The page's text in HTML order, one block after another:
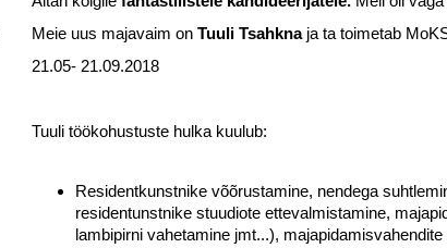
Meie uus majavaim on Tuuli Tsahknaja ta toimetab
21.05- 21.09.2018
Tuuli töökohustuste hulka kuulub:
Residentkunstnike võõrustamine, nendega
residentunstnike stuudiote ettevalmistamine,
lambipirni vahetamine jmt...),